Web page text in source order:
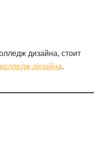
дизайна, стоит
колледж дизайна.